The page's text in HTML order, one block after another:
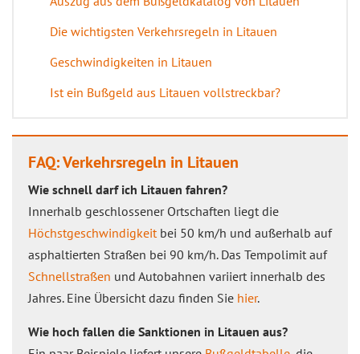
Die wichtigsten Verkehrsregeln in Litauen
Geschwindigkeiten in Litauen
Ist ein Bußgeld aus Litauen vollstreckbar?
FAQ: Verkehrsregeln in Litauen
Wie schnell darf ich Litauen fahren?
Innerhalb geschlossener Ortschaften liegt die
Höchstgeschwindigkeitbei 50 km/h und außerhalb auf
asphaltierten Straßen bei 90 km/h. Das Tempolimit auf
Schnellstraßen und Autobahnen variiert innerhalb des
Jahres. Eine Übersicht dazu finden Sie hier.
Wie hoch fallen die Sanktionen in Litauen aus?